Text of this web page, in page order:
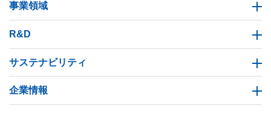
事業領域
R&D
サステナビリティ
企業情報